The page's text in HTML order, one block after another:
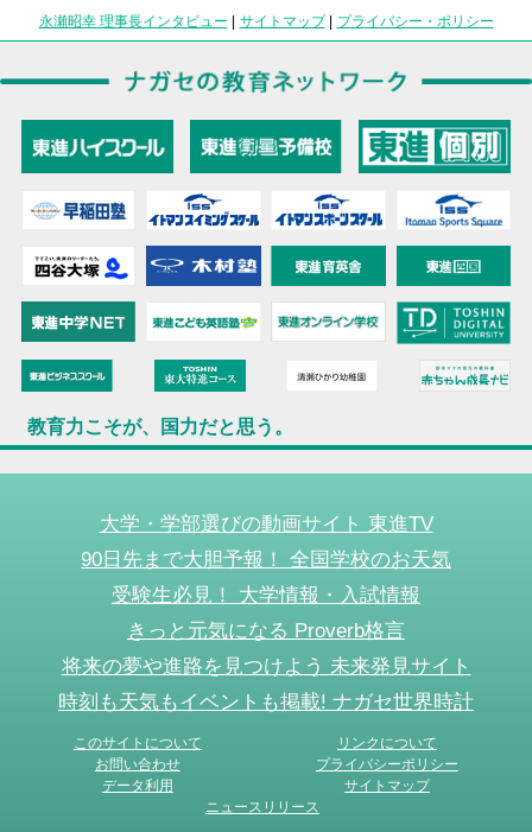
永瀬昭幸 理事長インタビュー | サイトマップ| プライバシー・ポリシー
教育力こそが、国力だと思う。
大学・学部選びの動画サイト 東進TV
90日先まで大胆予報！ 全国学校のお天気
受験生必見！ 大学情報・入試情報
きっと元気になる Proverb格言
将来の夢や進路を見つけよう 未来発見サイト
時刻も天気もイベントも掲載! ナガセ世界時計
このサイトについて
リンクについて
お問い合わせ
プライバシーポリシー
データ利用
サイトマップ
ニュースリリース